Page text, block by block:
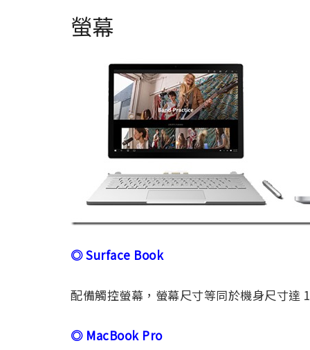
螢幕
◎ Surface Book
配備觸控螢幕，螢幕尺寸等同於機身尺寸達
◎ MacBook Pro